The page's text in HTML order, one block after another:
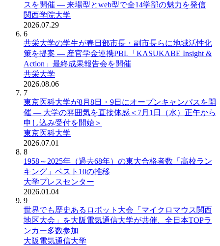
スを開催 ― 来場型とweb型で全14学部の魅力を発信
関西学院大学
2026.07.29
6
共栄大学の学生が春日部市長・副市長らに地域活性化
策を提案 ― 産官学金連携PBL「KASUKABE Insight &
Action」最終成果報告会を開催
共栄大学
2026.08.06
7
東京医科大学が8月8日・9日にオープンキャンパスを開
催 ― 大学の雰囲気を直接体感＜7月1日（水）正午から
申し込み受付を開始＞
東京医科大学
2026.07.01
8
1958～2025年（過去68年）の東大合格者数「高校ラン
キング」ベスト10の推移
大学プレスセンター
2026.01.04
9
世界でも歴史あるロボット大会「マイクロマウス関西
地区大会」を大阪電気通信大学が共催、全日本TOPラ
ンカー多数参加
大阪電気通信大学